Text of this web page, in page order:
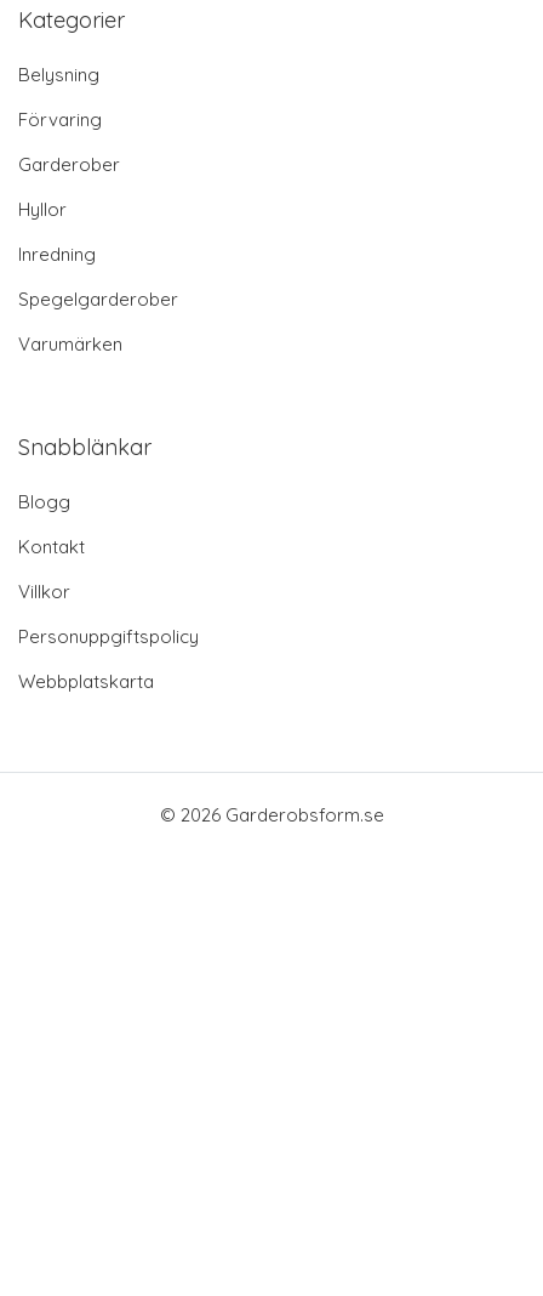
Kategorier
Belysning
Förvaring
Garderober
Hyllor
Inredning
Spegelgarderober
Varumärken
Snabblänkar
Blogg
Kontakt
Villkor
Personuppgiftspolicy
Webbplatskarta
© 2026 Garderobsform.se